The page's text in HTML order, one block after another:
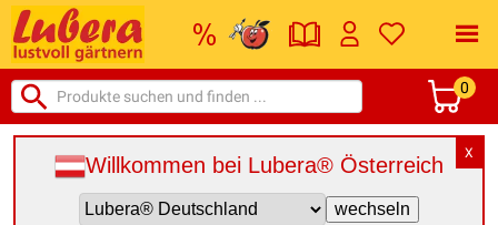
0
X
Willkommen bei Lubera® Österreich